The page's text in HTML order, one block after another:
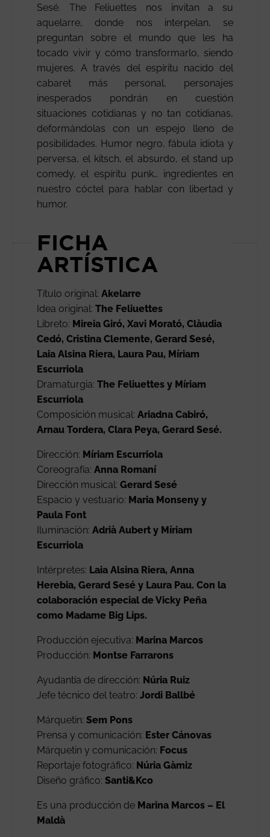
Sesé. The Feliuettes nos invitan a su
aquelarre, donde nos interpelan, se
preguntan sobre el mundo que les ha
tocado vivir y cómo transformarlo, siendo
mujeres. A través del espíritu nacido del
cabaret más personal, personajes
inesperados pondrán en cuestión
situaciones cotidianas y no tan cotidianas,
deformándolas con un espejo lleno de
posibilidades. Humor negro, fábula idiota y
perversa, el kitsch, el absurdo, el stand up
comedy, el espíritu punk… ingredientes en
nuestro cóctel para hablar con libertad y
humor.
FICHA
ARTÍSTICA
Título original: Akelarre
Idea original: The Feliuettes
Libreto: Mireia Giró, Xavi Morató, Clàudia
Cedó, Cristina Clemente, Gerard Sesé,
Laia Alsina Riera, Laura Pau, Míriam
Escurriola
Dramaturgia: The Feliuettes y Míriam
Escurriola
Composición musical: Ariadna Cabiró,
Arnau Tordera, Clara Peya, Gerard Sesé.
Dirección: Míriam Escurriola
Coreografía: Anna Romaní
Dirección musical: Gerard Sesé
Espacio y vestuario: Maria Monseny y
Paula Font
Iluminación: Adrià Aubert y Míriam
Escurriola
Intérpretes: Laia Alsina Riera, Anna
Herebia, Gerard Sesé y Laura Pau. Con la
colaboración especial de Vicky Peña
como Madame Big Lips.
Producción ejecutiva: Marina Marcos
Producción: Montse Farrarons
Ayudantía de dirección: Núria Ruiz
Jefe técnico del teatro: Jordi Ballbé
Márquetin: Sem Pons
Prensa y comunicación: Ester Cánovas
Márquetin y comunicación: Focus
Reportaje fotográfico: Núria Gàmiz
Diseño gráfico: Santi&Kco
Es una producción de Marina Marcos – El
Maldà